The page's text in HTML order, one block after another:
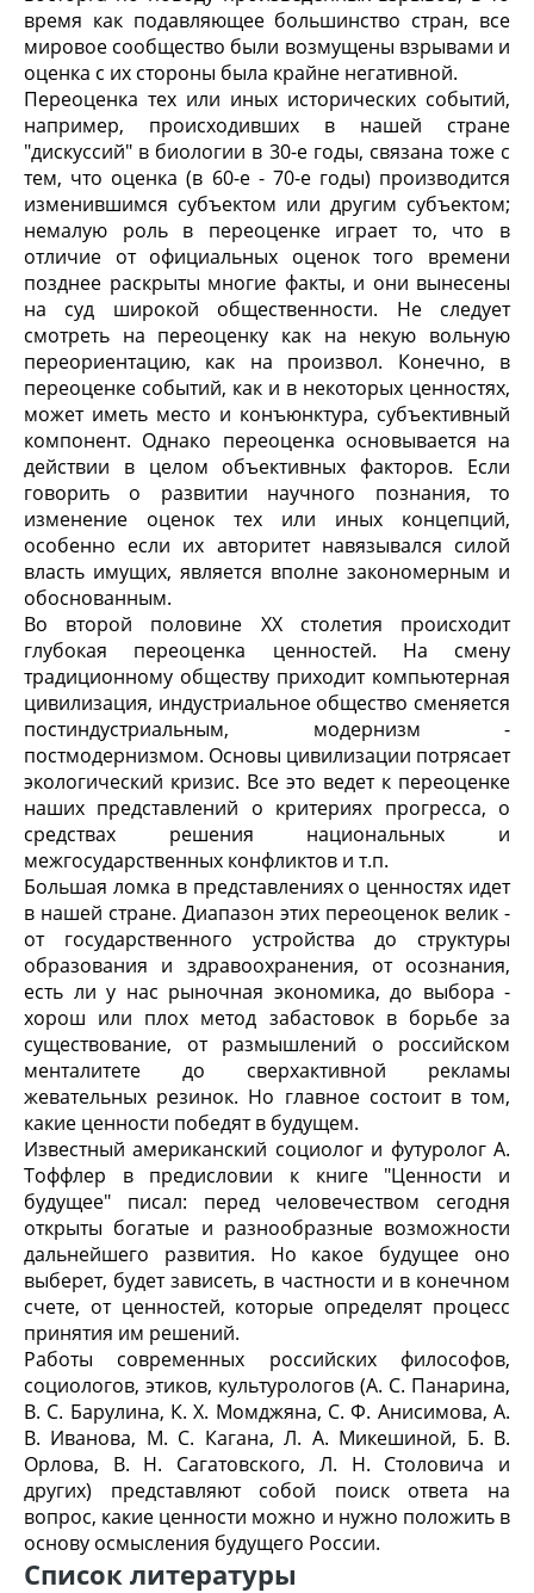
время как подавляющее большинство стран, все
мировое сообщество были возмущены взрывами и
оценка с их стороны была крайне негативной.
Переоценка тех или иных исторических событий,
например, происходивших в нашей стране
"дискуссий" в биологии в 30-е годы, связана тоже с
тем, что оценка (в 60-е - 70-е годы) производится
изменившимся субъектом или другим субъектом;
немалую роль в переоценке играет то, что в
отличие от официальных оценок того времени
позднее раскрыты многие факты, и они вынесены
на суд широкой общественности. Не следует
смотреть на переоценку как на некую вольную
переориентацию, как на произвол. Конечно, в
переоценке событий, как и в некоторых ценностях,
может иметь место и конъюнктура, субъективный
компонент. Однако переоценка основывается на
действии в целом объективных факторов. Если
говорить о развитии научного познания, то
изменение оценок тех или иных концепций,
особенно если их авторитет навязывался силой
власть имущих, является вполне закономерным и
обоснованным.
Во второй половине XX столетия происходит
глубокая переоценка ценностей. На смену
традиционному обществу приходит компьютерная
цивилизация, индустриальное общество сменяется
постиндустриальным, модернизм -
постмодернизмом. Основы цивилизации потрясает
экологический кризис. Все это ведет к переоценке
наших представлений о критериях прогресса, о
средствах решения национальных и
межгосударственных конфликтов и т.п.
Большая ломка в представлениях о ценностях идет
в нашей стране. Диапазон этих переоценок велик -
от государственного устройства до структуры
образования и здравоохранения, от осознания,
есть ли у нас рыночная экономика, до выбора -
хорош или плох метод забастовок в борьбе за
существование, от размышлений о российском
менталитете до сверхактивной рекламы
жевательных резинок. Но главное состоит в том,
какие ценности победят в будущем.
Известный американский социолог и футуролог А.
Тоффлер в предисловии к книге "Ценности и
будущее" писал: перед человечеством сегодня
открыты богатые и разнообразные возможности
дальнейшего развития. Но какое будущее оно
выберет, будет зависеть, в частности и в конечном
счете, от ценностей, которые определят процесс
принятия им решений.
Работы современных российских философов,
социологов, этиков, культурологов (А. С. Панарина,
В. С. Барулина, К. X. Момджяна, С. Ф. Анисимова, А.
В. Иванова, М. С. Кагана, Л. А. Микешиной, Б. В.
Орлова, В. Н. Сагатовского, Л. Н. Столовича и
других) представляют собой поиск ответа на
вопрос, какие ценности можно и нужно положить в
основу осмысления будущего России.
Список литературы